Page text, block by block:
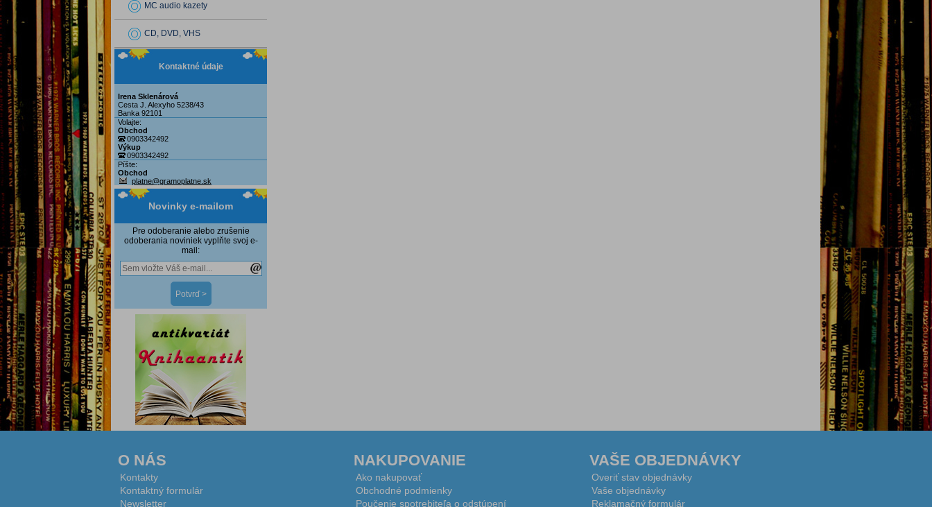
MC audio kazety
CD, DVD, VHS
Kontaktné údaje
Irena Sklenárová
Cesta J. Alexyho 5238/43
Banka 92101
Volajte:
Obchod
0903342492
Výkup
0903342492
Píšte:
Obchod
platne@gramoplatne.sk
Novinky e-mailom
Pre odoberanie alebo zrušenie
odoberania noviniek vyplňte svoj e-
mail:
O NÁS
Kontakty
Kontaktný formulár
Newsletter
NAKUPOVANIE
Ako nakupovať
Obchodné podmienky
Poučenie spotrebiteľa o odstúpení
VAŠE OBJEDNÁVKY
Overiť stav objednávky
Vaše objednávky
Reklamačný formulár